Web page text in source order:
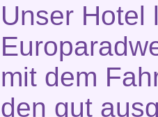
Unser Hotel
mit dem
den gut